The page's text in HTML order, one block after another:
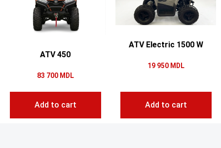
ATV 450
83 700 MDL
Add to cart
ATV Electric 1500 W
19 950 MDL
Add to cart